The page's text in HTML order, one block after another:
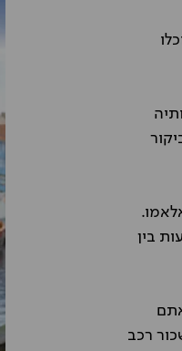
בין
רכב